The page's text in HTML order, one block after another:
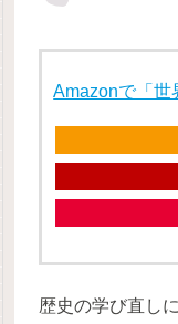
Amazonで「世
歴史の学び直し